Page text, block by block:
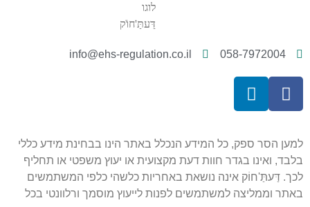
058-7972004
info@ehs-regulation.co.il
הסר ספק, כל המידע הנכלל באתר הינו בבחינת מידע כללי
ואינו בגדר חוות דעת מקצועית או יעוץ משפטי או תחליף
דַּעתַּ'חוֹק אינה נושאת באחריות כלשהי כלפי המשתמשים
וממליצה למשתמשים לפנות לייעוץ מוסמך ורלוונטי בכל